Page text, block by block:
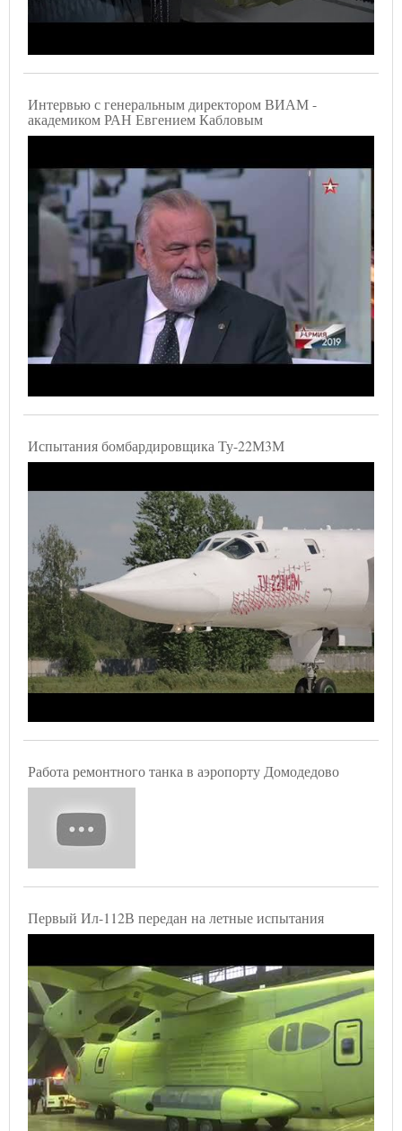
Интервью с генеральным директором ВИАМ -
академиком РАН Евгением Кабловым
Испытания бомбардировщика Ту-22М3М
Работа ремонтного танка в аэропорту Домодедово
Первый Ил-112В передан на летные испытания